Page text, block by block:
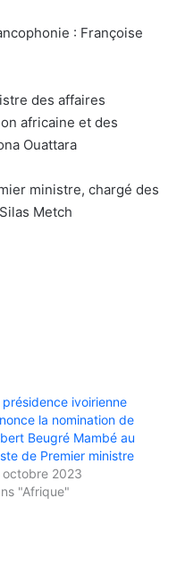
: Françoise
des affaires
africaine et des
Ouattara
ministre, chargé des
Metch
présidence ivoirienne
la nomination de
Beugré Mambé au
de Premier ministre
octobre 2023
"Afrique"